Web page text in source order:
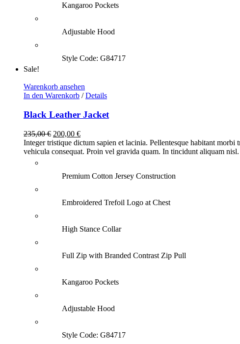
Kangaroo Pockets
Adjustable Hood
Style Code: G84717
Sale!
Warenkorb ansehen
In den Warenkorb / Details
Black Leather Jacket
235,00€ Ursprünglicher
Preis
war:
200,00 €Aktueller
Preis
ist:
Integer tristique dictum sapien et lacinia. Pellentesque habitant morbi
vehicula consequat. Proin vel gravida quam. In tincidunt aliquam
Premium Cotton Jersey Construction
Embroidered Trefoil Logo at Chest
High Stance Collar
Full Zip with Branded Contrast Zip Pull
Kangaroo Pockets
Adjustable Hood
Style Code: G84717